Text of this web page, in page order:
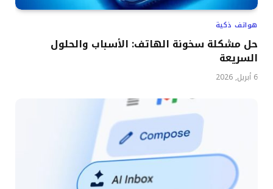
هواتف ذكية
حل مشكلة سخونة الهاتف: الأسباب والحلول
السريعة
6 أبريل, 2026